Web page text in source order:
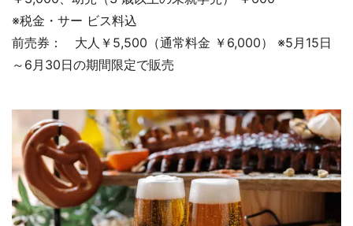
※税金・サー ビス料込
前売券： 大人￥5,500（通常料金 ￥6,000） ※5月15日
～6月30日の期間限定で販売